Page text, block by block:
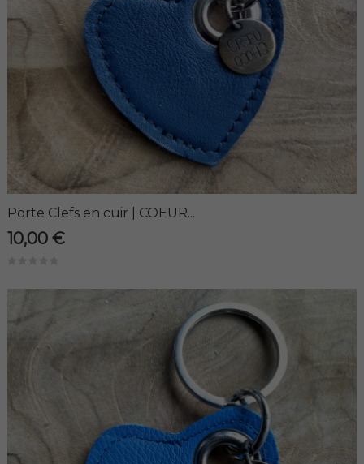
Porte Clefs en cuir | COEUR...
10,00 €